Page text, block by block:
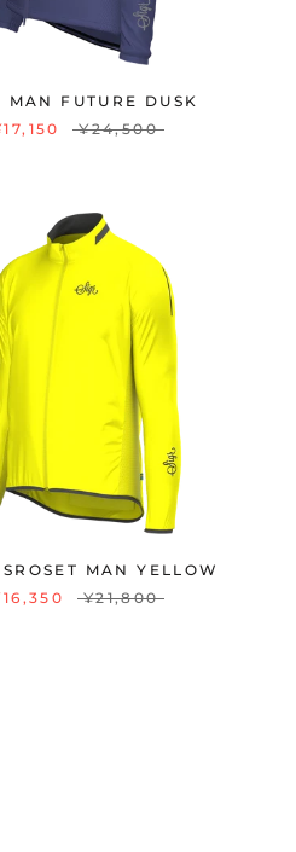
MAN FUTURE DUSK
¥24,500
MAN YELLOW
¥21,800